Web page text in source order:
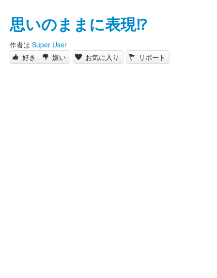
思いのままに表現⁉️
作者は Super User
好き
嫌い お気に入り リポート